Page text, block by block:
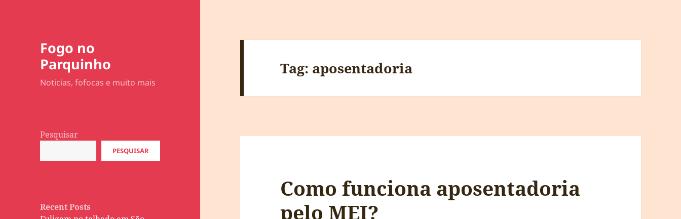
Fogo no
Parquinho
Noticias, fofocas e muito mais
Pesquisar
PESQUISAR
Recent Posts
Tag: aposentadoria
Como funciona aposentadoria
pelo MEI?